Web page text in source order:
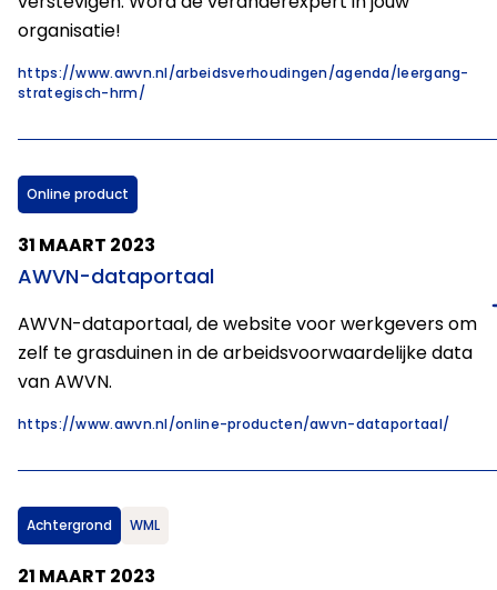
organisatie!
https://www.awvn.nl/arbeidsverhoudingen/agenda/leergang-
strategisch-hrm/
Online product
31 MAART 2023
AWVN-dataportaal
AWVN-dataportaal, de website voor werkgevers om
zelf te grasduinen in de arbeidsvoorwaardelijke data
van AWVN.
https://www.awvn.nl/online-producten/awvn-dataportaal/
Achtergrond WML
21 MAART 2023